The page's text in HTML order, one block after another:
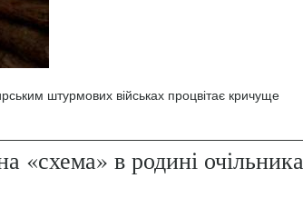
штурмових військах процвітає кричуще
«схема» в родині очільника